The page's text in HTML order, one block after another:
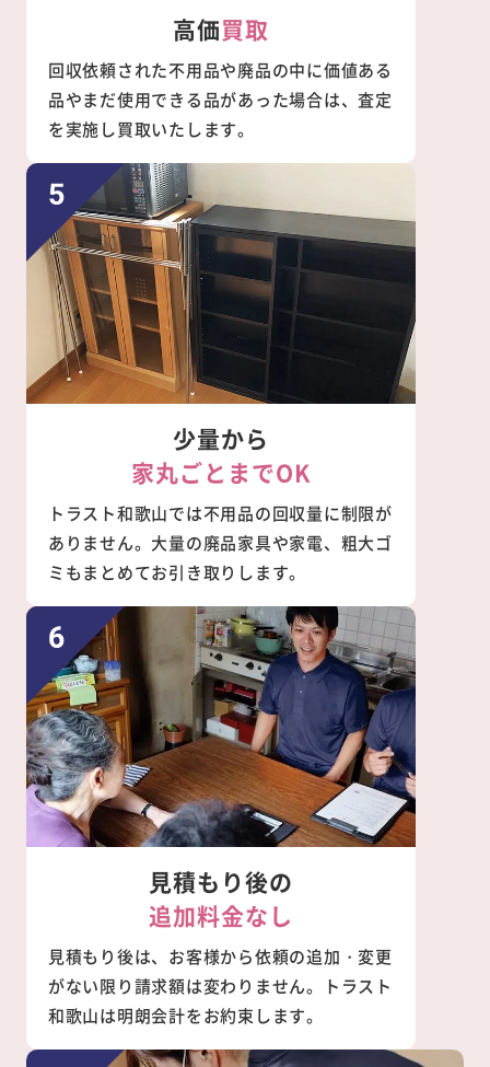
高価買取
回収依頼された不用品や廃品の中に価値ある
品やまだ使用できる品があった場合は、査定
を実施し買取いたします。
少量から
家丸ごとまでOK
トラスト和歌山では不用品の回収量に制限が
ありません。大量の廃品家具や家電、粗大ゴ
ミもまとめてお引き取りします。
見積もり後の
追加料金なし
見積もり後は、お客様から依頼の追加・変更
がない限り請求額は変わりません。トラスト
和歌山は明朗会計をお約束します。